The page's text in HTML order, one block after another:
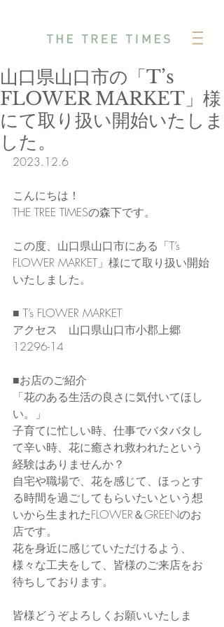
山口県山口市の「T’s
FLOWER MARKET」様
にて取り扱い開始いたしま
した。
2023.12.6
こんにちは！
THE TREE TIMESの森下です。
この度、山口県山口市にある「T’s
FLOWER MARKET」様にて取り扱い開始
いたしました。
■ T’s FLOWER MARKET
アクセス　山口県山口市小郡上郷
12296-14
■お店のご紹介
「花のある生活の良さに気付いてほし
い。」
子育てに忙しい時、仕事でバタバタし
て辛い時、花に癒され救われたという
経験はありませんか？
自宅や職場で、花を感じて、ほっとす
る時間を過ごしてもらいたいという想
いから生まれたFLOWER＆GREENのお
店です。
花を身近に感じていただけるよう、
様々な工夫をして、皆様のご来店をお
待ちしております。
皆様どうぞよろしくお願いいたしま